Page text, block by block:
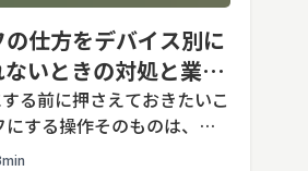
仕方をデバイス別に
いときの対処と業務
点
る前に押さえておきたいこ
にする操作そのものは、ど
ップから数クリックで完了